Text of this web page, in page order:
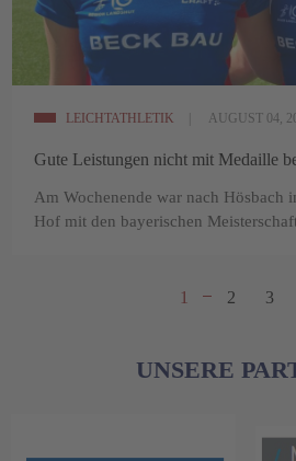
LEICHTATHLETIK AUGUST 04,
Gute Leistungen nicht mit Medaille
Am Wochenende war nach Hösbach
Hof mit den bayerischen
1 2 3
UNSERE